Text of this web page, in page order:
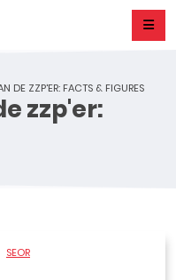
zzp'er:
DE ZZP'ER: FACTS & FIGURES
SEOR